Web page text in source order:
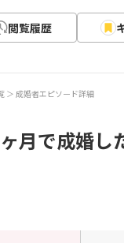
閲覧履歴
成婚者エピソード詳細
月で成婚し